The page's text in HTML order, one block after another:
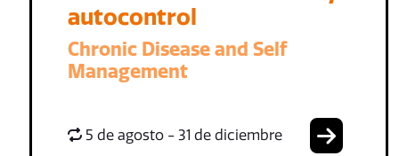
autocontrol
Chronic Disease and Self
Management
5 de agosto - 31 de diciembre